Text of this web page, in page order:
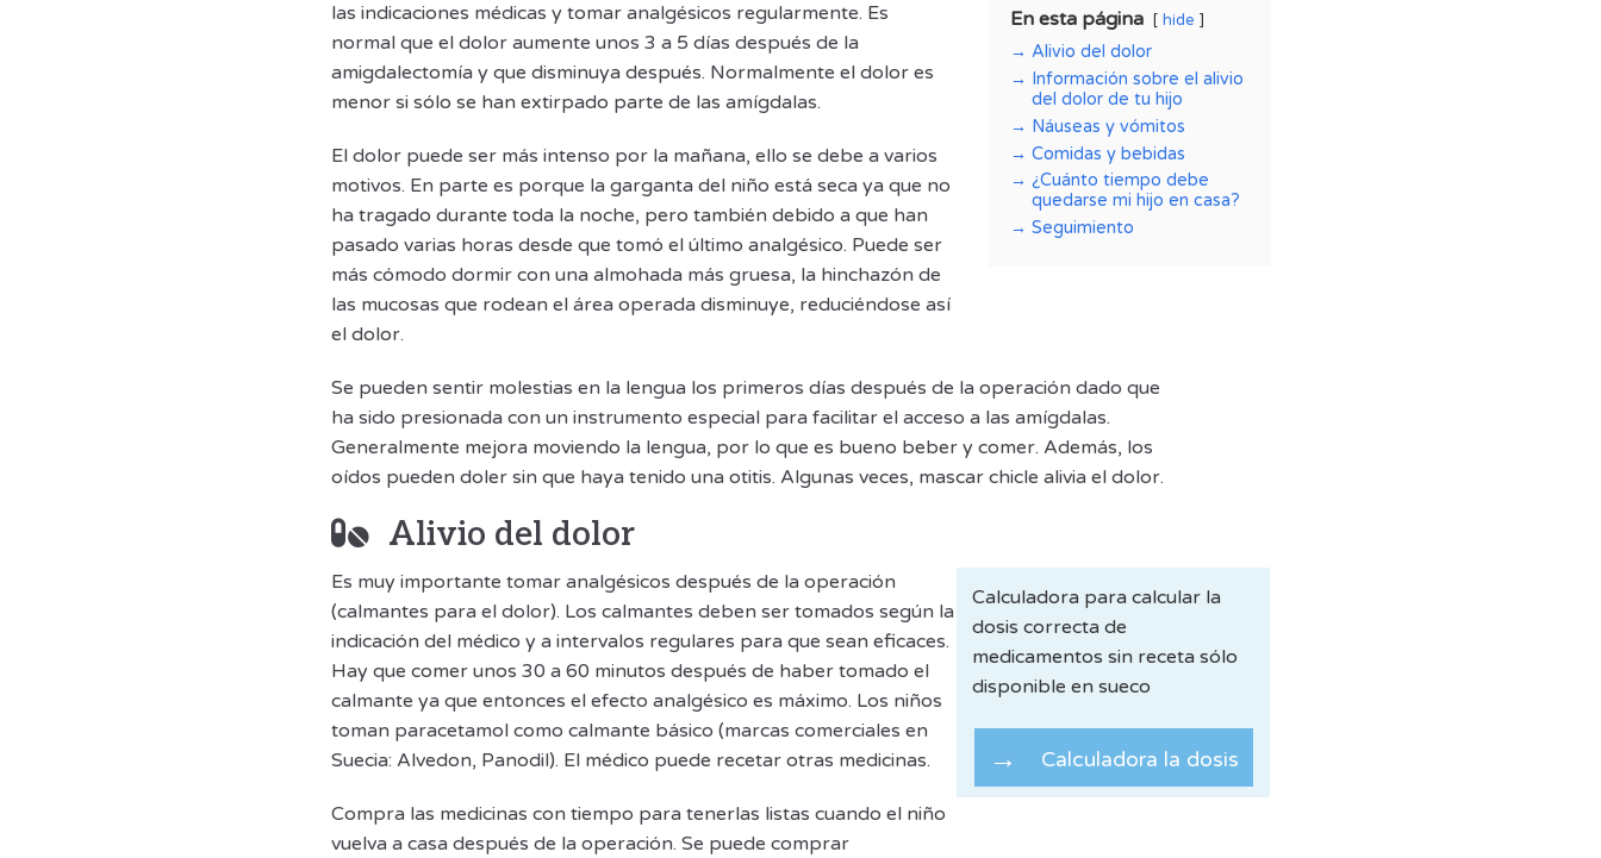
En esta página hide
Alivio del dolor
Información sobre el alivio
del dolor de tu hijo
Náuseas y vómitos
Comidas y bebidas
¿Cuánto tiempo debe
quedarse mi hijo en casa?
Seguimiento
las indicaciones médicas y tomar analgésicos regularmente. Es
normal que el dolor aumente unos 3 a 5 días después de la
amigdalectomía y que disminuya después. Normalmente el dolor es
menor si sólo se han extirpado parte de las amígdalas.
El dolor puede ser más intenso por la mañana, ello se debe a varios
motivos. En parte es porque la garganta del niño está seca ya que no
ha tragado durante toda la noche, pero también debido a que han
pasado varias horas desde que tomó el último analgésico. Puede ser
más cómodo dormir con una almohada más gruesa, la hinchazón de
las mucosas que rodean el área operada disminuye, reduciéndose así
el dolor.
Se pueden sentir molestias en la lengua los primeros días después de la operación dado que
ha sido presionada con un instrumento especial para facilitar el acceso a las amígdalas.
Generalmente mejora moviendo la lengua, por lo que es bueno beber y comer. Además, los
oídos pueden doler sin que haya tenido una otitis. Algunas veces, mascar chicle alivia el dolor.
Alivio del dolor
Es muy importante tomar analgésicos después de la operación
(calmantes para el dolor). Los calmantes deben ser tomados según la
indicación del médico y a intervalos regulares para que sean eficaces.
Hay que comer unos 30 a 60 minutos después de haber tomado el
calmante ya que entonces el efecto analgésico es máximo. Los niños
toman paracetamol como calmante básico (marcas comerciales en
Suecia: Alvedon, Panodil). El médico puede recetar otras medicinas.
Compra las medicinas con tiempo para tenerlas listas cuando el niño
vuelva a casa después de la operación. Se puede comprar
Calculadora para calcular la
dosis correcta de
medicamentos sin receta sólo
disponible en sueco
Calculadora la dosis